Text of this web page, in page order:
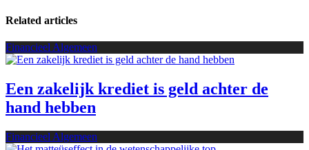
Related articles
Financieel Algemeen
Een zakelijk krediet is geld achter de
hand hebben
Financieel Algemeen